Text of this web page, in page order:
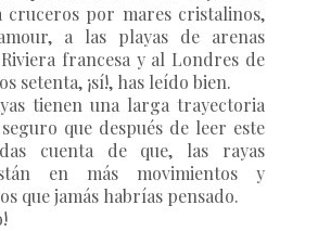
cruceros por mares cristalinos,
a las playas de arenas
francesa y al Londres de
setenta, ¡sí!, has leído bien.
tienen una larga trayectoria
que después de leer este
cuenta de que, las rayas
en más movimientos y
que jamás habrías pensado.